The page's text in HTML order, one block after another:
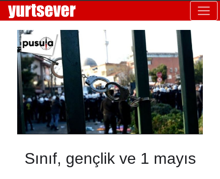
Sınıf, gençlik ve 1 mayıs